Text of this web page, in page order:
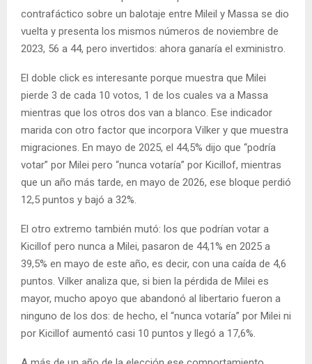
contrafáctico sobre un balotaje entre Mileil y Massa se dio
vuelta y presenta los mismos números de noviembre de
2023, 56 a 44, pero invertidos: ahora ganaría el exministro.
El doble click es interesante porque muestra que Milei
pierde 3 de cada 10 votos, 1 de los cuales va a Massa
mientras que los otros dos van a blanco. Ese indicador
marida con otro factor que incorpora Vilker y que muestra
migraciones. En mayo de 2025, el 44,5% dijo que “podría
votar” por Milei pero “nunca votaría” por Kicillof, mientras
que un año más tarde, en mayo de 2026, ese bloque perdió
12,5 puntos y bajó a 32%.
El otro extremo también mutó: los que podrían votar a
Kicillof pero nunca a Milei, pasaron de 44,1% en 2025 a
39,5% en mayo de este año, es decir, con una caída de 4,6
puntos. Vilker analiza que, si bien la pérdida de Milei es
mayor, mucho apoyo que abandonó al libertario fueron a
ninguno de los dos: de hecho, el “nunca votaría” por Milei ni
por Kicillof aumentó casi 10 puntos y llegó a 17,6%.